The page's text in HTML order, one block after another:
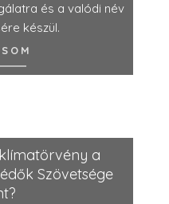
és a valódi név
készül.
a
Szövetsége